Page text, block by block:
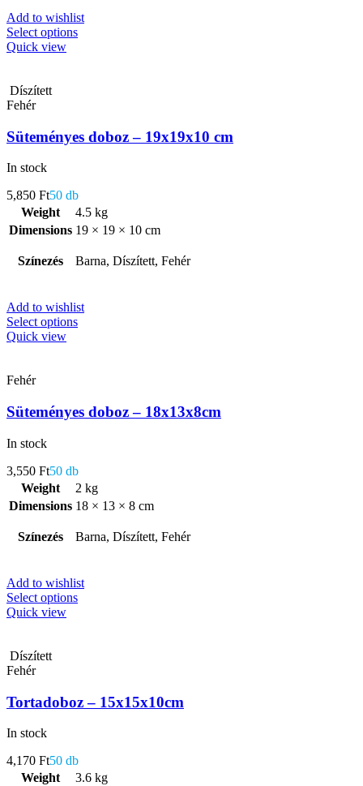
Add to wishlist
Select options
Quick view
Díszített
Fehér
Süteményes doboz – 19x19x10 cm
In stock
5,850 Ft50 db
Weight
4.5 kg
Dimensions 19 × 19 × 10 cm
Színezés Barna, Díszített, Fehér
Add to wishlist
Select options
Quick view
Fehér
Süteményes doboz – 18x13x8cm
In stock
3,550 Ft50 db
Weight
2 kg
Dimensions 18 × 13 × 8 cm
Színezés Barna, Díszített, Fehér
Add to wishlist
Select options
Quick view
Díszített
Fehér
Tortadoboz – 15x15x10cm
In stock
4,170 Ft50 db
Weight
3.6 kg